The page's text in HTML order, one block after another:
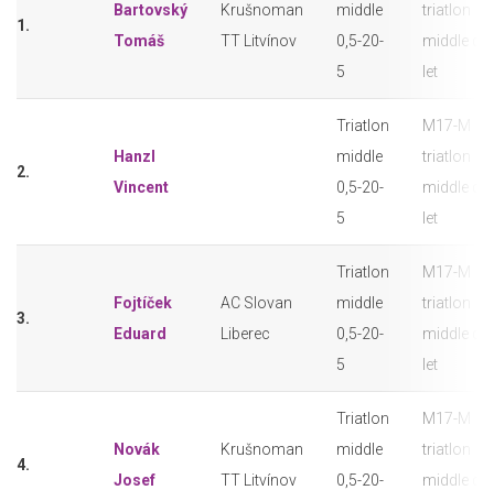
1.
Bartovský
Tomáš
Krušnoman
TT Litvínov
middle
0,5-20-
5
triatlon
middle do
let
2.
Hanzl
Vincent
Triatlon
middle
0,5-20-
5
M17-M
triatlon
middle do
let
3.
Fojtíček
Eduard
AC Slovan
Liberec
Triatlon
middle
0,5-20-
5
M17-M
triatlon
middle do
let
4.
Novák
Josef
Krušnoman
TT Litvínov
Triatlon
middle
0,5-20-
M17-M
triatlon
middle do